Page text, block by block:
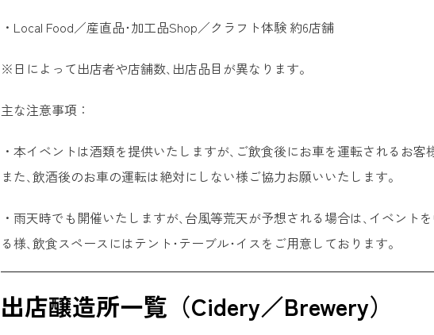
・Local Food／産直品･加工品Shop／クラフト体験 約6店舗
※日によって出店者や店舗数､出店品目が異なります。
主な注意事項：
・本イベントは酒類を提供いたしますが､ご飲食後にお車を運転されるお
また､飲酒後のお車の運転は絶対にしない様ご協力お願いいたします。
・雨天時でも開催いたしますが､台風等荒天が予想される場合は､イベント
る様､飲食スペースにはテント･テーブル･イスをご用意しております。
出店醸造所一覧（Cidery／Brewery）